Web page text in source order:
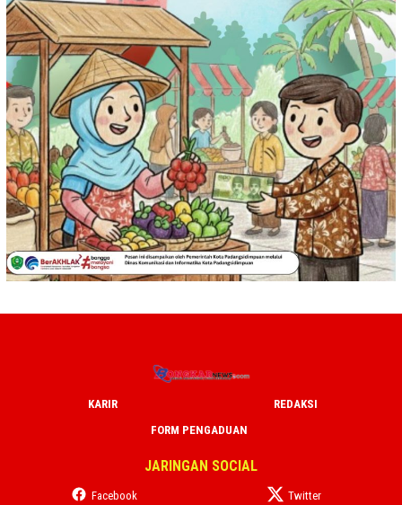
KARIR
REDAKSI
FORM PENGADUAN
JARINGAN SOCIAL
Facebook Twitter